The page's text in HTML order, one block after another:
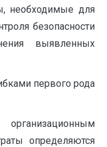
необходимые для
безопасности
выявленных
первого рода
определяются